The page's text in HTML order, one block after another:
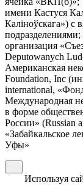
имени Кастуся
Калiноўскага») с
организация
Deputowanych
Американская
Foundation, Inc
international,
Международная
в форме
России» (Russian
«Забайкальское
Уфы»
Используя